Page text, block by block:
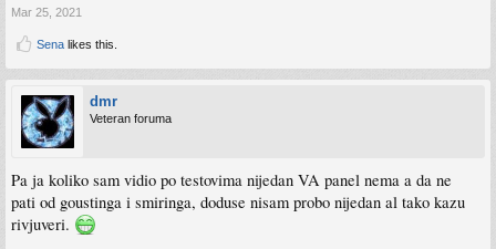
Mar 25, 2021
Sena likes this.
dmr
Veteran foruma
Pa ja koliko sam vidio po testovima nijedan VA panel nema a da ne
pati od goustinga i smiringa, doduse nisam probo nijedan al tako kazu
rivjuveri.